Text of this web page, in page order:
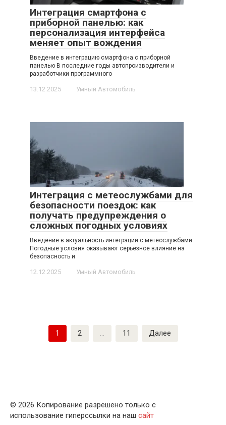
Интеграция смартфона с
приборной панелью: как
персонализация интерфейса
меняет опыт вождения
Введение в интеграцию смартфона с приборной
панелью В последние годы автопроизводители и
разработчики программного
13.12.2025 Умный Автомобиль
Интеграция с метеослужбами для
безопасности поездок: как
получать предупреждения о
сложных погодных условиях
Введение в актуальность интеграции с метеослужбами
Погодные условия оказывают серьезное влияние на
безопасность и
12.12.2025 Умный Автомобиль
1 2 … 11 Далее
© 2026 Копирование разрешено только с
использование гиперссылки на наш сайт